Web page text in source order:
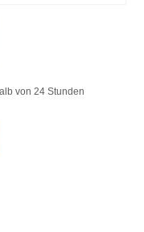
von 24 Stunden